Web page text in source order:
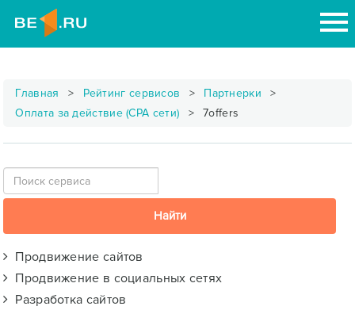
Главная Рейтинг сервисов
Партнерки
Оплата за действие (CPA сети)
7offers
Продвижение сайтов
Продвижение в социальных сетях
Разработка сайтов